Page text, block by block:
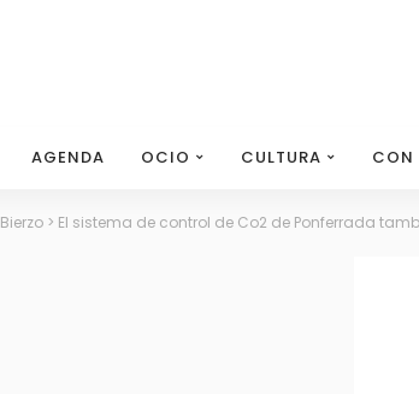
AGENDA OCIO CULTURA CON
Bierzo > El sistema de control de Co2 de Ponferrada